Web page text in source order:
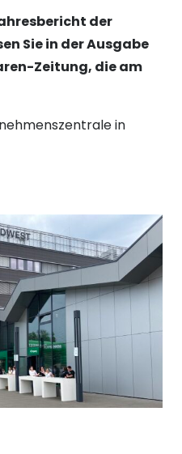
der
Sie in der Ausgabe
Zeitung, die am
in